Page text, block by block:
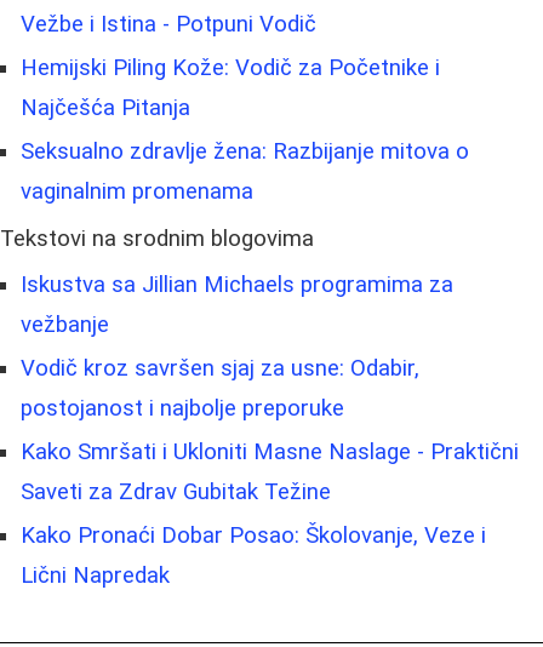
Vežbe i Istina - Potpuni Vodič
Hemijski Piling Kože: Vodič za Početnike i
Najčešća Pitanja
Seksualno zdravlje žena: Razbijanje mitova o
vaginalnim promenama
Tekstovi na srodnim blogovima
Iskustva sa Jillian Michaels programima za
vežbanje
Vodič kroz savršen sjaj za usne: Odabir,
postojanost i najbolje preporuke
Kako Smršati i Ukloniti Masne Naslage - Praktični
Saveti za Zdrav Gubitak Težine
Kako Pronaći Dobar Posao: Školovanje, Veze i
Lični Napredak